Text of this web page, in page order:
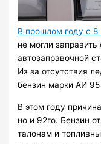
В прошлом году с 8
не могли
автозаправочной
Из за отсутствия
бензин марки АИ 95
В этом году
но и 92го. Бензин
талонам и